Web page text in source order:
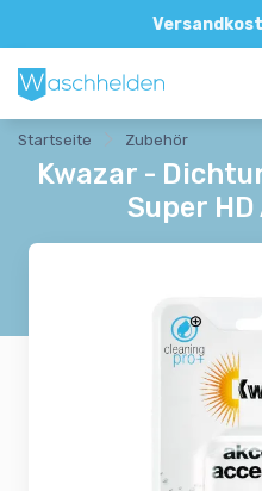
Direkte und
Startseite Zubehör
Kwazar -
Super